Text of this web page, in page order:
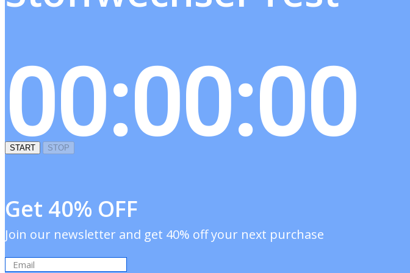
00:00:00
START STOP
Get 40% OFF
Join our newsletter and get 40% off your next purchase